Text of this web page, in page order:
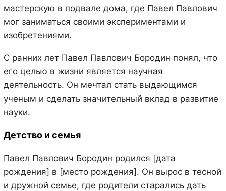
мастерскую в подвале дома, где Павел Павлович
мог заниматься своими экспериментами и
изобретениями.
С ранних лет Павел Павлович Бородин понял, что
его целью в жизни является научная
деятельность. Он мечтал стать выдающимся
ученым и сделать значительный вклад в развитие
науки.
Детство и семья
Павел Павлович Бородин родился [дата
рождения] в [место рождения]. Он вырос в тесной
и дружной семье, где родители старались дать